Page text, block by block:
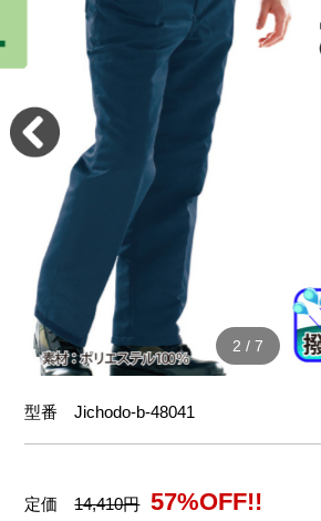
2 / 7
型番Jichodo-b-48041
定価14,410円 57%OFF!!